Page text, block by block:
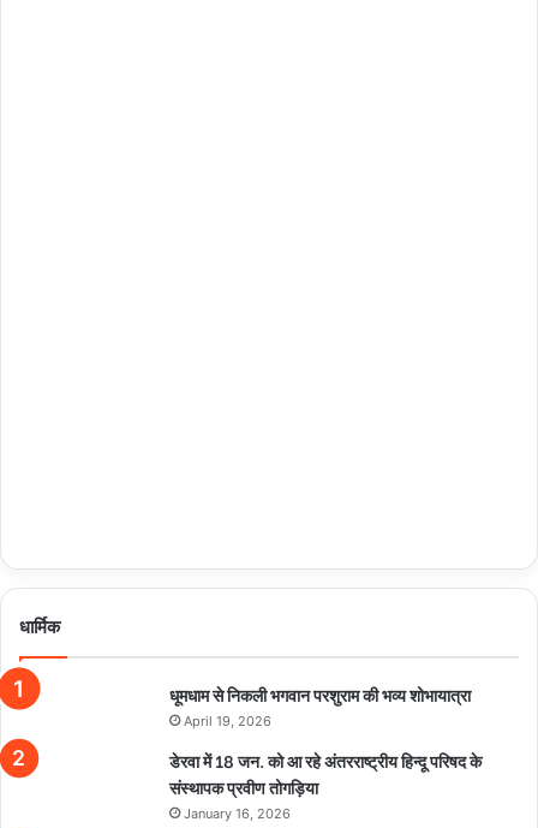
धार्मिक
धूमधाम से निकली भगवान परशुराम की भव्य शोभायात्रा
April 19, 2026
डेरवा में 18 जन. को आ रहे अंतरराष्ट्रीय हिन्दू परिषद के
संस्थापक प्रवीण तोगड़िया
January 16, 2026